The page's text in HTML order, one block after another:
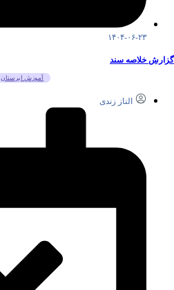
۱۴۰۴-۰۶-۲۳
گزارش خلاصه سند
آموزش ابرستان
الناز زندی